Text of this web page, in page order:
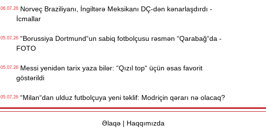
06.07.26Norveç Braziliyanı, İngiltərə Meksikanı DÇ-dən kənarlaşdırdı -
İcmallar
05.07.26“Borussiya Dortmund“un sabiq fotbolçusu rəsmən “Qarabağ“da -
FOTO
05.07.26Messi yenidən tarix yaza bilər: “Qızıl top“ üçün əsas favorit
göstərildi
05.07.26“Milan“dan ulduz futbolçuya yeni təklif: Modriçin qərarı nə olacaq?
14:25
Əlaqə| Haqqımızda